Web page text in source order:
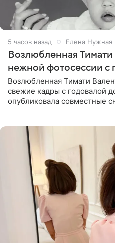
5 часов назад Елена Нужная
Возлюбленная Тимати
нежной фотосессии с
Возлюбленная Тимати
свежие кадры с годовалой
опубликовала совместные